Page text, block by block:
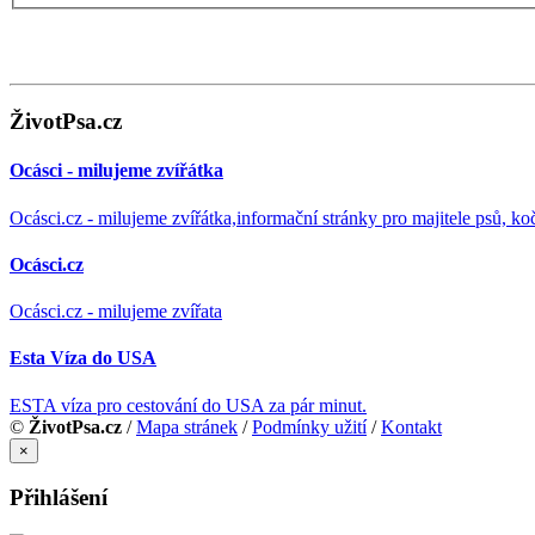
ŽivotPsa.cz
Ocásci - milujeme zvířátka
Ocásci.cz - milujeme zvířátka,informační stránky pro majitele psů,
Ocásci.cz
Ocásci.cz - milujeme zvířata
Esta Víza do USA
ESTA víza pro cestování do USA za pár minut.
© ŽivotPsa.cz /Mapa stránek /Podmínky užití/Kontakt
×
Přihlášení